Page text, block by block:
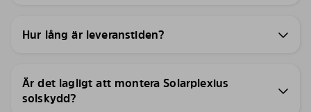
Hur lång är leveranstiden?
Är det lagligt att montera Solarplexius
solskydd?